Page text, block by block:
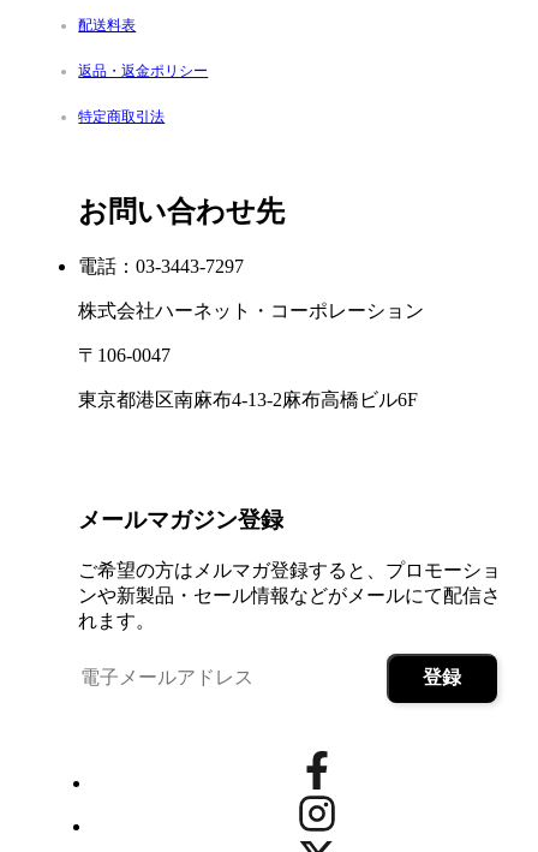
配送料表
返品・返金ポリシー
特定商取引法
お問い合わせ先
電話：03-3443-7297
株式会社ハーネット・コーポレーション
〒106-0047
東京都港区南麻布4-13-2麻布高橋ビル6F
メールマガジン登録
ご希望の方はメルマガ登録すると、プロモーショ
ンや新製品・セール情報などがメールにて配信さ
れます。